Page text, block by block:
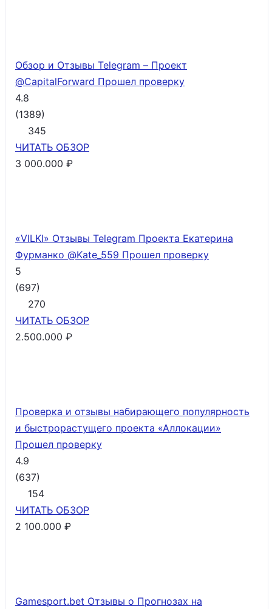
Обзор и Отзывы Telegram – Проект
@CapitalForward Прошел проверку
4.8
(1389)
345
ЧИТАТЬ ОБЗОР
3 000.000 ₽
«VILKI» Отзывы Telegram Проекта Екатерина
Фурманко @Kate_559 Прошел проверку
5
(697)
270
ЧИТАТЬ ОБЗОР
2.500.000 ₽
Проверка и отзывы набирающего популярность
и быстрорастущего проекта «Аллокации»
Прошел проверку
4.9
(637)
154
ЧИТАТЬ ОБЗОР
2 100.000 ₽
Gamesport.bet Отзывы о Прогнозах на